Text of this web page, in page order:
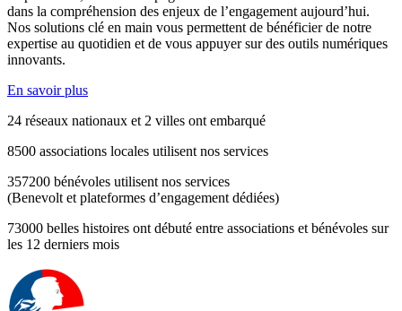
dans la compréhension des enjeux de l’engagement aujourd’hui.
Nos solutions clé en main vous permettent de bénéficier de notre
expertise au quotidien et de vous appuyer sur des outils numériques
innovants.
En savoir plus
24 réseaux nationaux et 2 villes ont embarqué
8500 associations locales utilisent nos services
357200 bénévoles utilisent nos services
(Benevolt et plateformes d’engagement dédiées)
73000 belles histoires ont débuté entre associations et bénévoles sur
les 12 derniers mois